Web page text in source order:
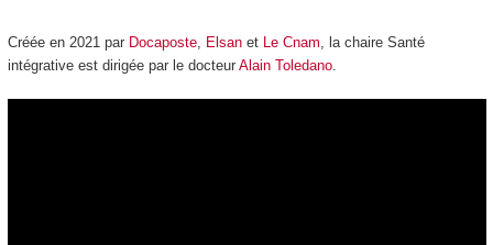
Créée en 2021 par Docaposte, Elsan et Le Cnam, la chaire Santé
intégrative est dirigée par le docteur Alain Toledano.